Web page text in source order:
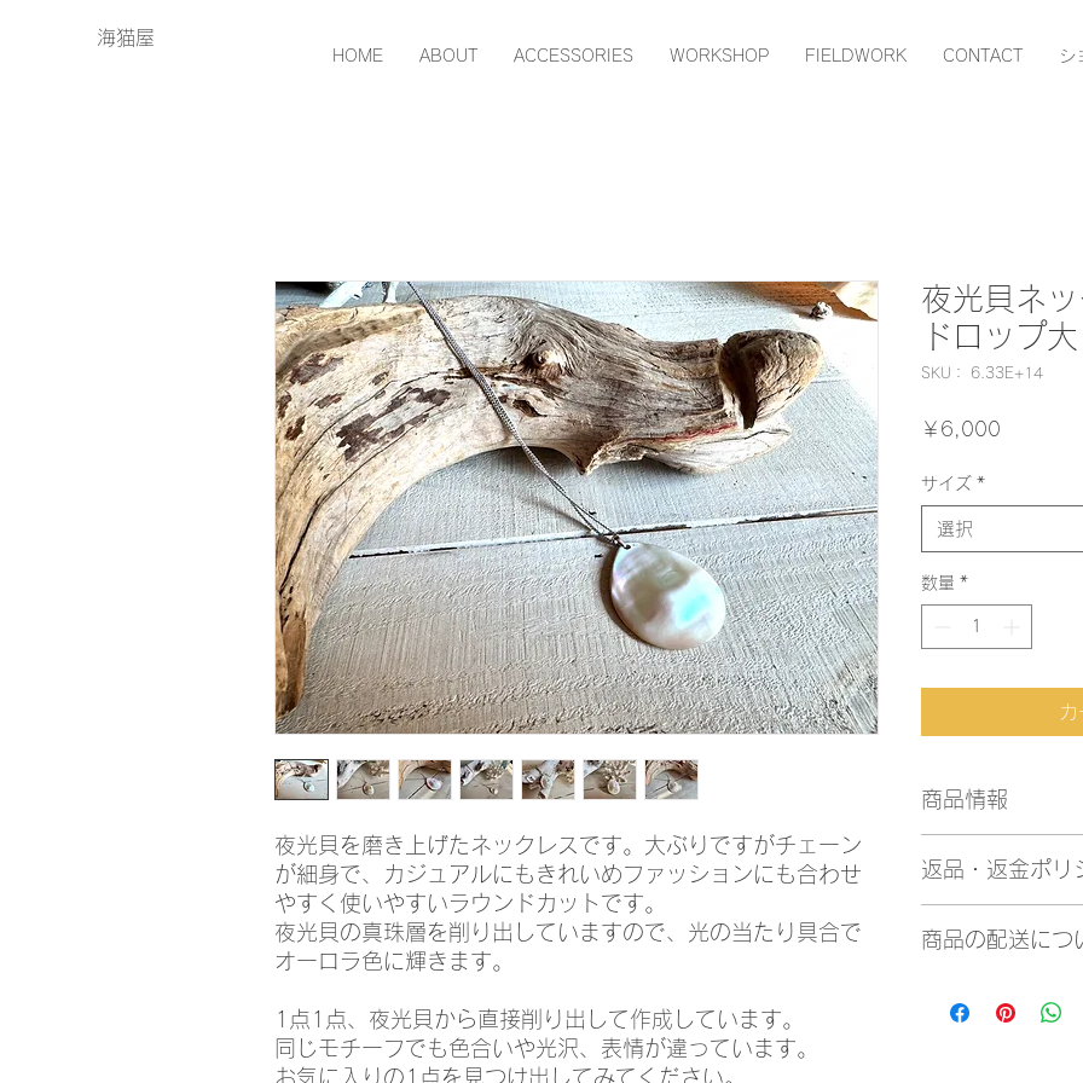
海猫屋
HOME ABOUT ACCESSORIES WORKSHOP FIELDWORK CONTACT シ
夜光貝を磨き上げたネックレスです。大ぶりですがチェーン
が細身で、カジュアルにもきれいめファッションにも合わせ
やすく使いやすいラウンドカットです。
夜光貝の真珠層を削り出していますので、光の当たり具合で
オーロラ色に輝きます。
1点1点、夜光貝から直接削り出して作成しています。
同じモチーフでも色合いや光沢、表情が違っています。
お気に入りの1点を見つけ出してみてください。
夜光貝ネ
ドロップ大
SKU： 6.33E+14
￥6,000
サイズ *
選択
数量 *
商品情報
チェーン：約50㎝＋
返品・返金ポリ
にご連絡をください
商品の配送につ
アクセサリーはレタ